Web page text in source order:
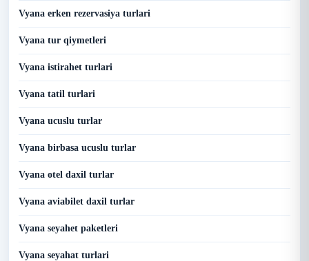
Vyana erken rezervasiya turlari
Vyana tur qiymetleri
Vyana istirahet turlari
Vyana tatil turlari
Vyana ucuslu turlar
Vyana birbasa ucuslu turlar
Vyana otel daxil turlar
Vyana aviabilet daxil turlar
Vyana seyahet paketleri
Vyana seyahat turlari